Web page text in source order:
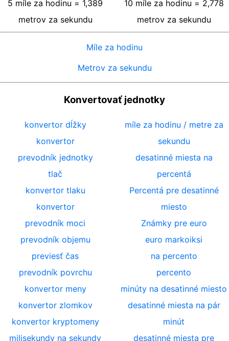
5 míle za hodinu = 1,389
metrov za sekundu
10 míle za hodinu = 2,778
metrov za sekundu
Míle za hodinu
Metrov za sekundu
Konvertovať jednotky
konvertor dĺžky
konvertor
prevodník jednotky
tlač
konvertor tlaku
konvertor
prevodník moci
prevodník objemu
previesť čas
prevodník povrchu
konvertor meny
konvertor zlomkov
konvertor kryptomeny
milisekundy na sekundy
míle za hodinu / metre za
sekundu
desatinné miesta na
percentá
Percentá pre desatinné
miesto
Známky pre euro
euro markoiksi
na percento
percento
minúty na desatinné miesto
desatinné miesta na pár
minút
desatinné miesta pre